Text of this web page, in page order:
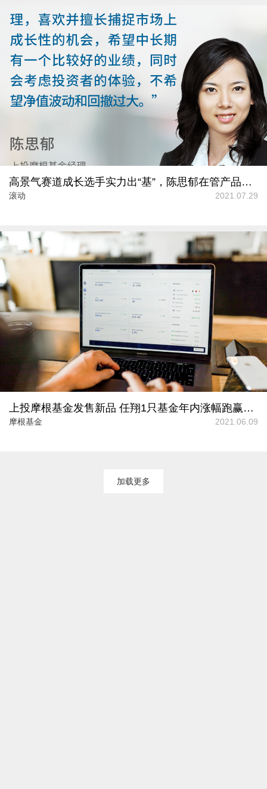
高景气赛道成长选手实力出“基”，陈思郁在管产品任职回报率均超165%
滚动 2021.07.29
上投摩根基金发售新品 任翔1只基金年内涨幅跑赢同类平均
摩根基金 2021.06.09
加载更多